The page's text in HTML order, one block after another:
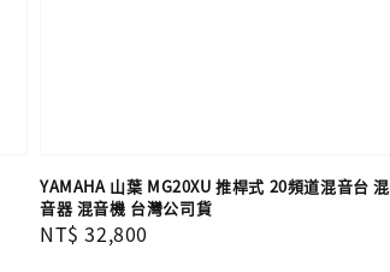
YAMAHA 山葉 MG20XU 推桿式 20頻道混音台 混
音器 混音機 台灣公司貨
Regular
NT$ 32,800